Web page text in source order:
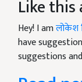
Like
Hey! I amलोकेश
have
suggestions